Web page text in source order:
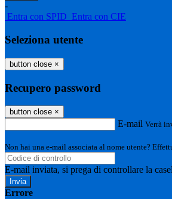
-
Entra con SPID Entra con CIE
Seleziona utente
button close ×
Recupero password
button close ×
E-mail Verrà
Non hai una e-mail associata al nome utente?
E-mail inviata, si prega di controllare la
Errore